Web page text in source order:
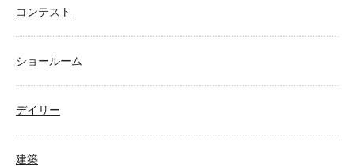
コンテスト
ショールーム
デイリー
建築